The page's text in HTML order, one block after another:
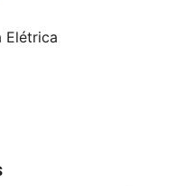
Elétrica